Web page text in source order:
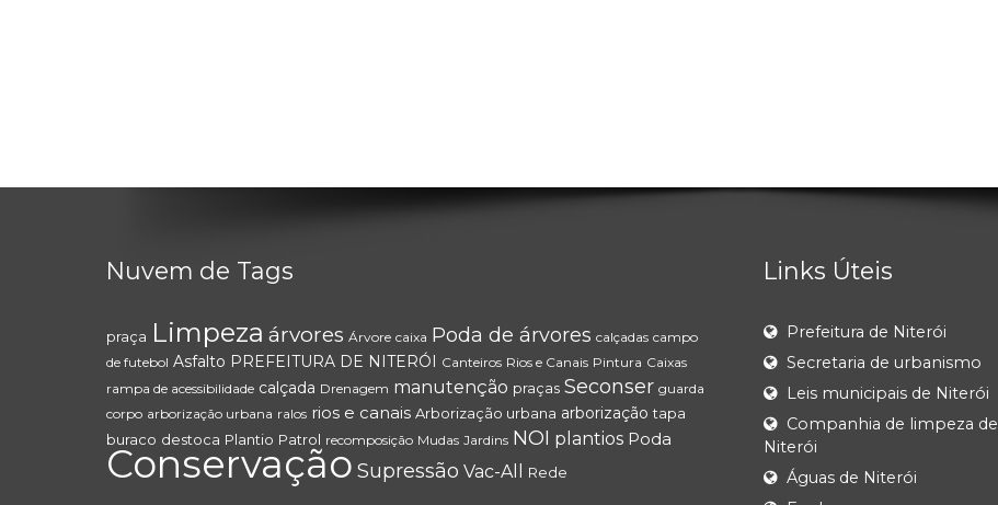
Nuvem de Tags
praça Limpeza árvores Árvore caixa Poda de árvores calçadas campo
de futebol Asfalto PREFEITURA DE NITERÓI Canteiros Rios e Canais Pintura Caixas
rampa de acessibilidade calçada Drenagem manutenção praças Seconser guarda
corpo arborização urbana ralos rios e canais Arborização urbana arborização tapa
buraco destoca Plantio Patrol recomposição Mudas Jardins NOI plantios Poda
Conservação Supressão Vac-All Rede
Links Úteis
Prefeitura de Niterói
Secretaria de urbanismo
Leis municipais de Niterói
Companhia de limpeza de
Niterói
Águas de Niterói